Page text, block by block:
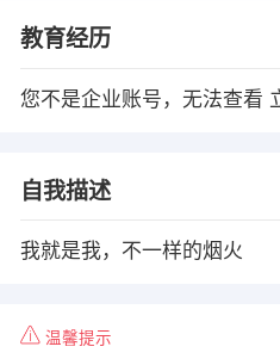
教育经历
您不是企业账号，无法查看
自我描述
我就是我，不一样的烟火
温馨提示